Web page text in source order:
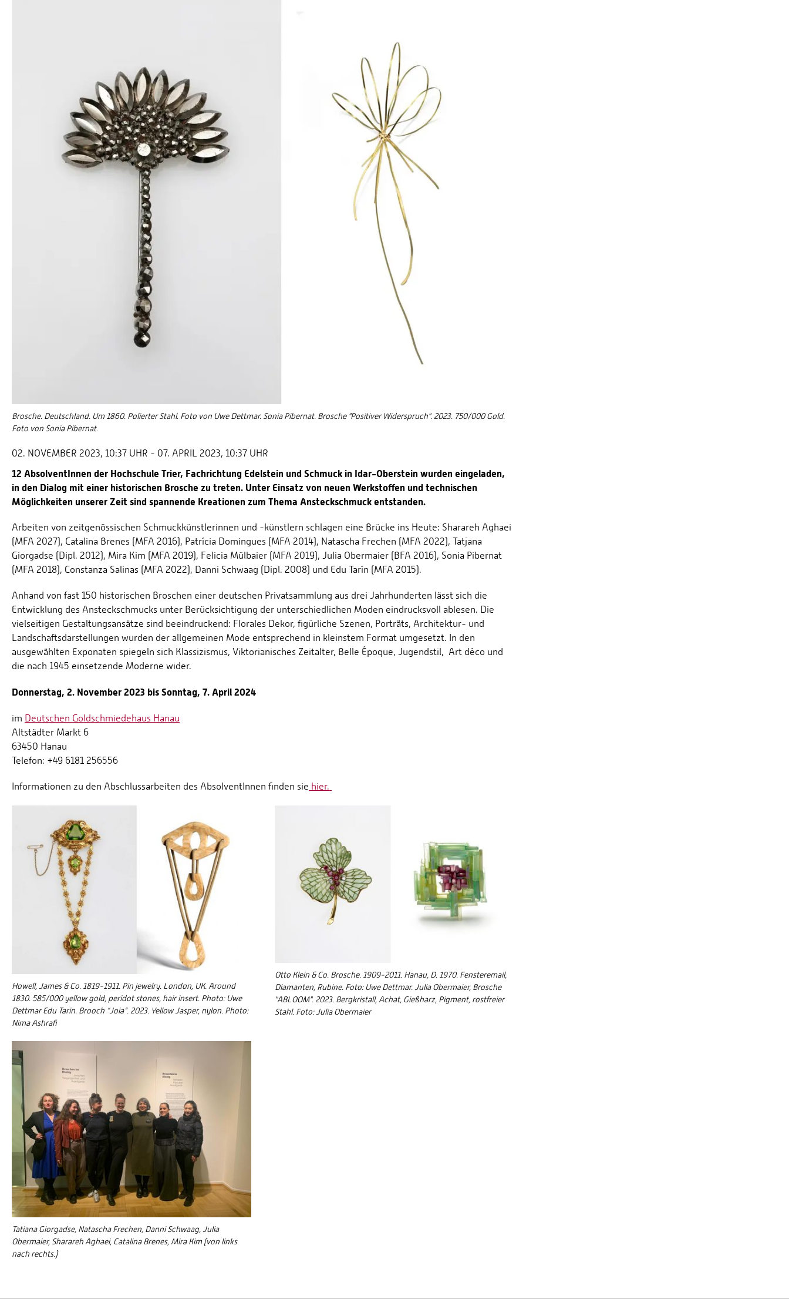
Brosche. Deutschland. Um 1860. Polierter Stahl. Foto von Uwe Dettmar. Sonia Pibernat. Brosche "Positiver Widerspruch". 2023. 750/000 Gold.
Foto von Sonia Pibernat.
02. NOVEMBER 2023, 10:37 UHR - 07. APRIL 2023, 10:37 UHR
12 AbsolventInnen der Hochschule Trier, Fachrichtung Edelstein und Schmuck in Idar-Oberstein wurden eingeladen,
in den Dialog mit einer historischen Brosche zu treten. Unter Einsatz von neuen Werkstoffen und technischen
Möglichkeiten unserer Zeit sind spannende Kreationen zum Thema Ansteckschmuck entstanden.
Arbeiten von zeitgenössischen Schmuckkünstlerinnen und -künstlern schlagen eine Brücke ins Heute: Sharareh Aghaei
(MFA 2027), Catalina Brenes (MFA 2016), Patrícia Domingues (MFA 2014), Natascha Frechen (MFA 2022), Tatjana
Giorgadse (Dipl. 2012), Mira Kim (MFA 2019), Felicia Mülbaier (MFA 2019), Julia Obermaier (BFA 2016), Sonia Pibernat
(MFA 2018), Constanza Salinas (MFA 2022), Danni Schwaag (Dipl. 2008) und Edu Tarín (MFA 2015).
Anhand von fast 150 historischen Broschen einer deutschen Privatsammlung aus drei Jahrhunderten lässt sich die
Entwicklung des Ansteckschmucks unter Berücksichtigung der unterschiedlichen Moden eindrucksvoll ablesen. Die
vielseitigen Gestaltungsansätze sind beeindruckend: Florales Dekor, figürliche Szenen, Porträts, Architektur- und
Landschaftsdarstellungen wurden der allgemeinen Mode entsprechend in kleinstem Format umgesetzt. In den
ausgewählten Exponaten spiegeln sich Klassizismus, Viktorianisches Zeitalter, Belle Époque, Jugendstil, Art déco und
die nach 1945 einsetzende Moderne wider.
Donnerstag, 2. November 2023 bis Sonntag, 7. April 2024
im Deutschen Goldschmiedehaus Hanau
Altstädter Markt 6
63450 Hanau
Telefon: +49 6181 256556
Informationen zu den Abschlussarbeiten des AbsolventInnen finden sie hier.
Howell, James & Co. 1819-1911. Pin jewelry. London, UK. Around
1830. 585/000 yellow gold, peridot stones, hair insert. Photo: Uwe
Dettmar Edu Tarin. Brooch “Joia”. 2023. Yellow Jasper, nylon. Photo:
Nima Ashrafi
Otto Klein & Co. Brosche. 1909-2011. Hanau, D. 1970. Fensteremail,
Diamanten, Rubine. Foto: Uwe Dettmar. Julia Obermaier, Brosche
"ABLOOM". 2023. Bergkristall, Achat, Gießharz, Pigment, rostfreier
Stahl. Foto: Julia Obermaier
Tatiana Giorgadse, Natascha Frechen, Danni Schwaag, Julia
Obermaier, Sharareh Aghaei, Catalina Brenes, Mira Kim (von links
nach rechts.)